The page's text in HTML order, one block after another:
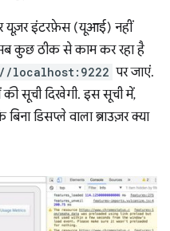
यूज़र इंटरफ़ेस (यूआई) नहीं
कुछ ठीक से काम कर रहा है
localhost:9222 पर जाएं.
सूची दिखेगी. इस सूची में,
डिसप्ले वाला ब्राउज़र क्या